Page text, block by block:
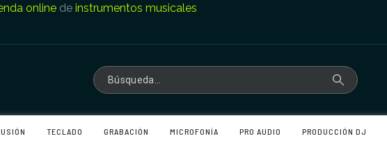
onlinede instrumentos musicales
TECLADO GRABACIÓN MICROFONÍA PRO AUDIO PRODUCCIÓN DJ